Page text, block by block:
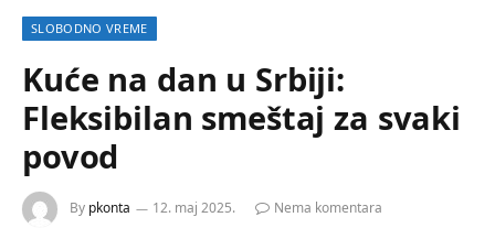
SLOBODNO VREME
Kuće na dan u Srbiji:
Fleksibilan smeštaj za svaki
povod
By pkonta 12. maj 2025.
Nema komentara